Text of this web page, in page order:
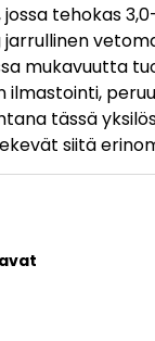
jossa tehokas
mukavuutta
tässä
siitä